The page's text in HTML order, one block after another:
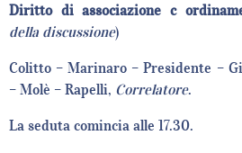
Diritto di associazione c
della discussione)
Colitto – Marinaro – Presidente –
– Molè – Rapelli, Correlatore.
La seduta comincia alle 17.30.